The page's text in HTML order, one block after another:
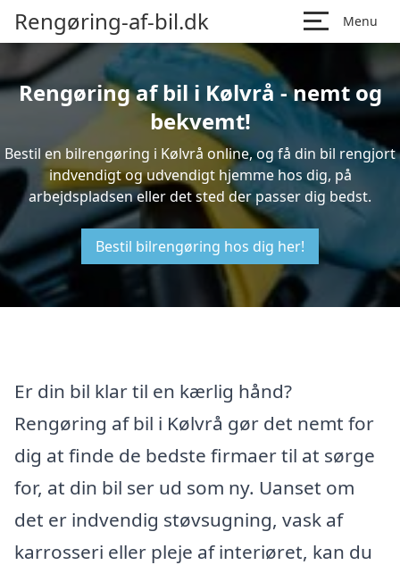
Rengøring-af-bil.dk Menu
Rengøring af bil i Kølvrå - nemt og
bekvemt!
Bestil en bilrengøring i Kølvrå online, og få din bil rengjort
indvendigt og udvendigt hjemme hos dig, på
arbejdspladsen eller det sted der passer dig bedst.
Bestil bilrengøring hos dig her!
Er din bil klar til en kærlig hånd?
Rengøring af bil i Kølvrå gør det nemt for
dig at finde de bedste firmaer til at sørge
for, at din bil ser ud som ny. Uanset om
det er indvendig støvsugning, vask af
karrosseri eller pleje af interiøret, kan du